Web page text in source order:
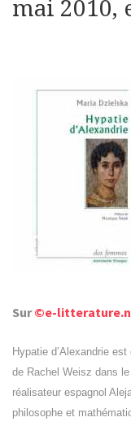
mai 2010,
Sur©e-
Hypatie d’Alexandrie
de Rachel Weisz dans
réalisateur espagnol
philosophe et